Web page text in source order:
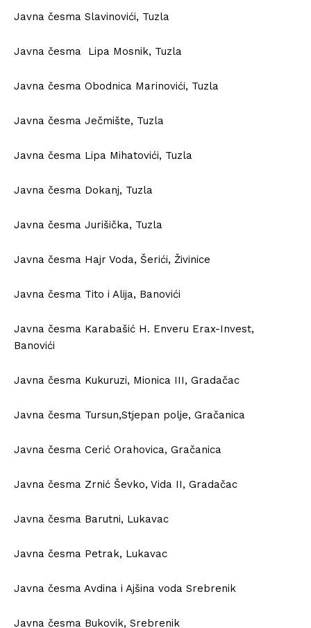
Javna česma Slavinovići, Tuzla
Javna česma Lipa Mosnik, Tuzla
Javna česma Obodnica Marinovići, Tuzla
Javna česma Ječmište, Tuzla
Javna česma Lipa Mihatovići, Tuzla
Javna česma Dokanj, Tuzla
Javna česma Jurišička, Tuzla
Javna česma Hajr Voda, Šerići, Živinice
Javna česma Tito i Alija, Banovići
Javna česma Karabašić H. Enveru Erax-Invest,
Banovići
Javna česma Kukuruzi, Mionica III, Gradačac
Javna česma Tursun,Stjepan polje, Gračanica
Javna česma Cerić Orahovica, Gračanica
Javna česma Zrnić Ševko, Vida II, Gradačac
Javna česma Barutni, Lukavac
Javna česma Petrak, Lukavac
Javna česma Avdina i Ajšina voda Srebrenik
Javna česma Bukovik, Srebrenik